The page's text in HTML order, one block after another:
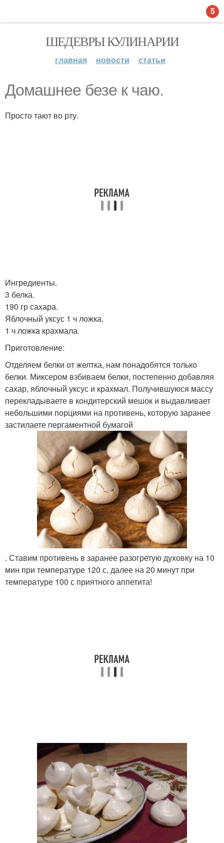
ШЕДЕВРЫ КУЛИНАРИИ
главная новости статьи
Домашнее безе к чаю.
Просто тают во рту.
Ингредиенты.
3 белка.
190 гр сахара.
Яблочный уксус 1 ч ложка.
1 ч ложка крахмала.
Приготовление:
Отделяем белки от желтка, нам понадобятся только
белки. Миксером взбиваем белки, постепенно добавляя
сахар, яблочный уксус и крахмал. Получившуюся массу
перекладываете в кондитерский мешок и выдавливает
небольшими порциями на противень, которую заранее
застилаете пергаментной бумагой
. Ставим противень в заранее разогретую духовку на 10
мин при температуре 120 с, далее на 20 минут при
температуре 100 с приятного аппетита!
5